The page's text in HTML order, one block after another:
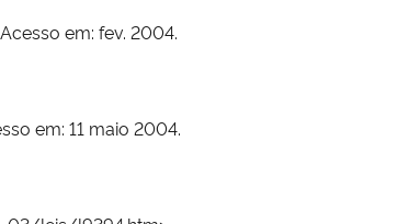
em: fev. 2004.
em: 11 maio 2004.